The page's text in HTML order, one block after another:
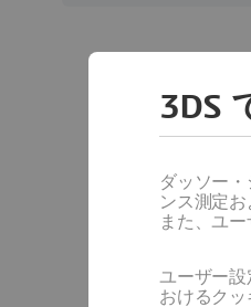
3DS
ダッソー
ンス測定
また、ユ
ユーザー
おけるク